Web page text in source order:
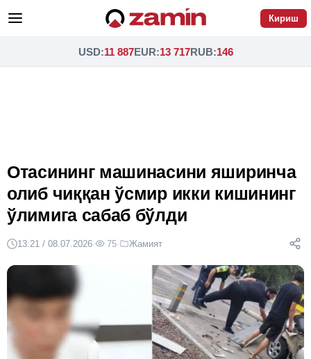
Кириш
USD:11 887EUR:13 717RUB:146
Отасининг машинасини яширинча
олиб чиққан ўсмир икки кишининг
ўлимига сабаб бўлди
13:21 / 08.07.2026· 75· Жамият